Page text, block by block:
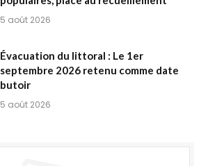
5 août 2026
Évacuation du littoral : Le 1er
septembre 2026 retenu comme date
butoir
5 août 2026